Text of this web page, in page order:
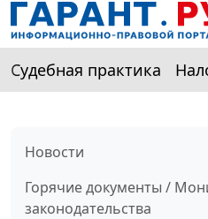
Судебная практика
Новости
Горячие документы /
законодательства